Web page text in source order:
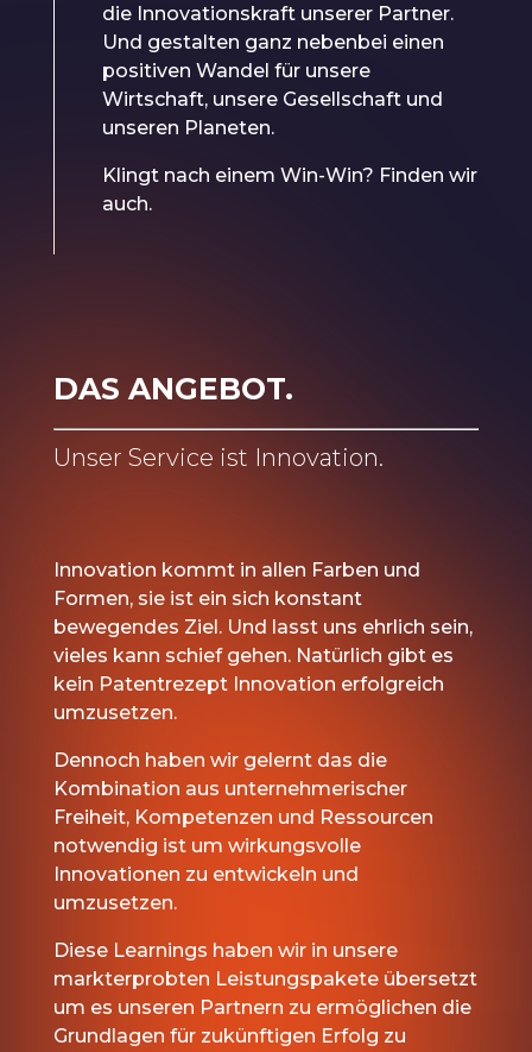
die Innovationskraft unserer Partner.
Und gestalten ganz nebenbei einen
positiven Wandel für unsere
Wirtschaft, unsere Gesellschaft und
unseren Planeten.
Klingt nach einem Win-Win? Finden wir
auch.
DAS ANGEBOT.
Unser Service ist Innovation.
Innovation kommt in allen Farben und
Formen, sie ist ein sich konstant
bewegendes Ziel. Und lasst uns ehrlich sein,
vieles kann schief gehen. Natürlich gibt es
kein Patentrezept Innovation erfolgreich
umzusetzen.
Dennoch haben wir gelernt das die
Kombination aus unternehmerischer
Freiheit, Kompetenzen und Ressourcen
notwendig ist um wirkungsvolle
Innovationen zu entwickeln und
umzusetzen.
Diese Learnings haben wir in unsere
markterprobten Leistungspakete übersetzt
um es unseren Partnern zu ermöglichen die
Grundlagen für zukünftigen Erfolg zu